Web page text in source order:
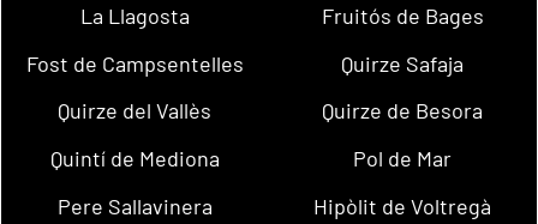
La Llagosta
Fruitós de Bages
Fost de Campsentelles
Quirze Safaja
Quirze del Vallès
Quirze de Besora
Quintí de Mediona
Pol de Mar
Pere Sallavinera
Hipòlit de Voltregà